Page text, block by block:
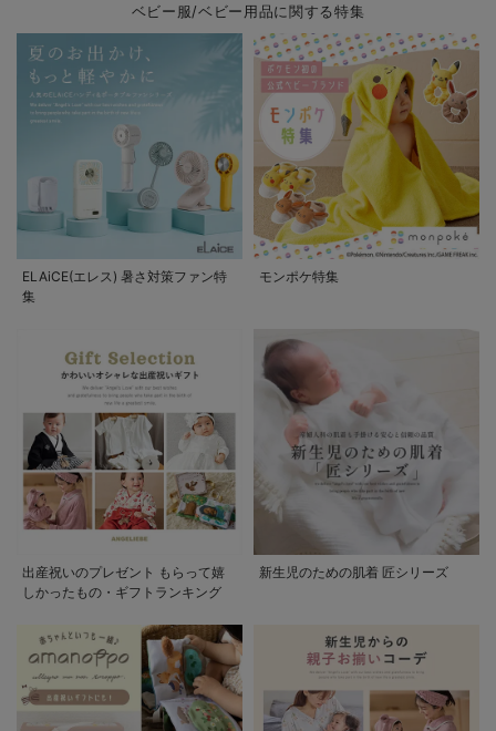
ベビー服/ベビー用品に関する特集
ELAiCE(エレス) 暑さ対策ファン特
集
モンポケ特集
出産祝いのプレゼント もらって嬉
しかったもの・ギフトランキング
新生児のための肌着 匠シリーズ